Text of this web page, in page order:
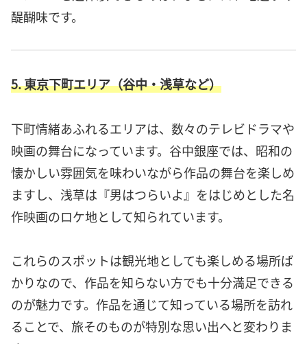
醍醐味です。
5. 東京下町エリア（谷中・浅草など）
下町情緒あふれるエリアは、数々のテレビドラマや
映画の舞台になっています。谷中銀座では、昭和の
懐かしい雰囲気を味わいながら作品の舞台を楽しめ
ますし、浅草は『男はつらいよ』をはじめとした名
作映画のロケ地として知られています。
これらのスポットは観光地としても楽しめる場所ば
かりなので、作品を知らない方でも十分満足できる
のが魅力です。作品を通じて知っている場所を訪れ
ることで、旅そのものが特別な思い出へと変わりま